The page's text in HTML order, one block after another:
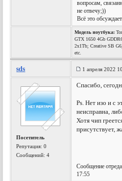
вопросам,
не отвечу;))
Всё это
Модель ноутбука:
GTX 1650 4Gb
2x1Tb; Creative SB
etc.
sds 1 апреля 2022
Посетитель
Репутация:0
Сообщений: 4
Спасибо,
Ps. Нет изо и с
неисправна,
Хотя чип
присутствует,
Сообщение
17:55